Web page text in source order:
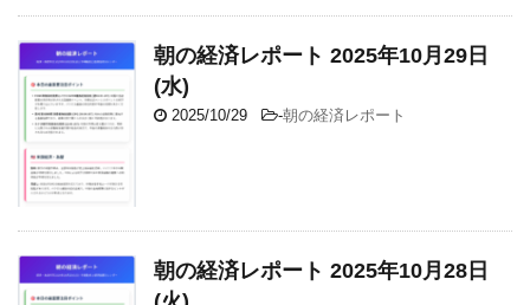
朝の経済レポート 2025年10月29日
(水)
2025/10/29 -朝の経済レポート
朝の経済レポート 2025年10月28日